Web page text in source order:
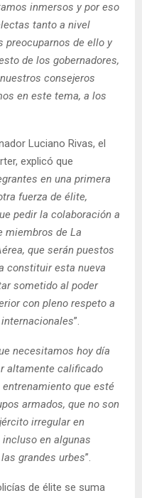
inmersos y por eso
tanto a nivel
preocuparnos de ello y
de los gobernadores,
consejeros
en este tema, a los
Luciano Rivas, el
explicó que
en una primera
fuerza de élite,
pedir la colaboración a
miembros de La
que serán puestos
constituir esta nueva
sometido al poder
con pleno respeto a
”.
necesitamos hoy día
altamente calificado
que esté
armados, que no son
irregular en
en algunas
grandes urbes”.
de élite se suma